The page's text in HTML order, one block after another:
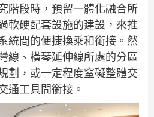
階段時，預留一體化融合所
軟硬配套設施的建設，來推
統間的便捷換乘和銜接。然
線、橫琴延伸線所處的分區
劃，或一定程度窒礙整體交
通工具間銜接。